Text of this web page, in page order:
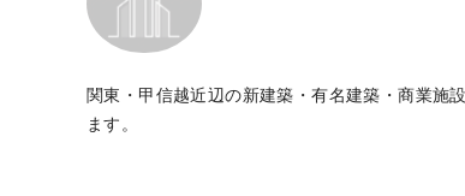
関東・甲信越近辺の新建築・有名建築・商業施
ます。